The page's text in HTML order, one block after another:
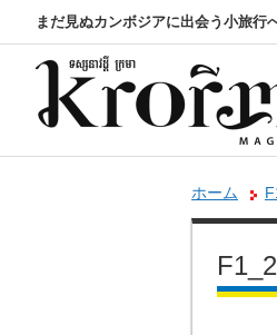
まだ見ぬカンボジアに出会う小旅行
ホーム